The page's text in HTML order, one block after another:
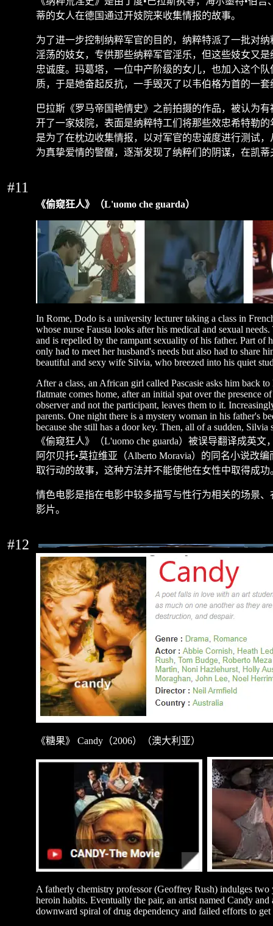
蒂的女人在德国通过开妓院来收集情报的故事。
为了进一步控制纳粹军官的目的，纳粹特派了一批对
淫荡的妓女，专供那些纳粹军官淫乐，但这些妓女又
忠诚度。玛葛塔，一位中产阶级的女儿，也加入这个
质，于是她奋起反抗，一手毁灭了以韦伯格为首的一
巴拉斯《罗马帝国艳情史》之前拍摄的作品，被认为
开了一家妓院，表面是纳粹特工们将那些效忠希特勒
是为了在枕边收集情报，以对军官的忠诚度进行测试
为真挚爱情的警醒，逐渐发现了纳粹们的阴谋，在凯
#11
《偷窥狂人》（L'uomo che guarda）
In Rome, Dodo is a university lecturer taking a class in
whose nurse Fausta looks after his medical and sexual
and is repelled by the rampant sexuality of his father. Part
only had to meet her husband's needs but also had to share
beautiful and sexy wife Silvia, who breezed into his quiet
After a class, an African girl called Pascasie asks him back
flatmate comes home, after an initial spat over the presence
observer and not the participant, leaves them to it.
parents. One night there is a mystery woman in his father's
because she still has a door key. Then, all of a sudden, Silvia
《偷窥狂人》（L'uomo che guarda）被误导翻译成英文
阿尔贝托•莫拉维亚（Alberto Moravia）的同名小说改
取行动的故事，这种方法并不能使他在女性中取得成功
情色电影是指在电影中较多描写与性行为相关的场景
影片。
#12
《糖果》 Candy （2006）（澳大利亚）
A fatherly chemistry professor (Geoffrey Rush) indulges
heroin habits. Eventually the pair, an artist named Candy
downward spiral of drug dependency and failed efforts to get